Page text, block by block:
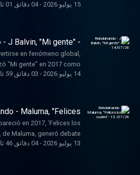
quinto álbum de estudio,
15 يوليو 2026 - 04 دقائق 01 ثانية
- J Balvin, "Mi gente" -
14/07/26
en fenómeno global,
“Mi gente” en 2017 como
de “Voodoo Song” del
14 يوليو 2026 - 03 دقائق 59 ثانية
- Maluma, "Felices
los cuatro" - 13 /07/26
en 2017, ‘Felices los
de Maluma, generó debate
por su letra explícita sobre
13 يوليو 2026 - 04 دقائق 46 ثانية